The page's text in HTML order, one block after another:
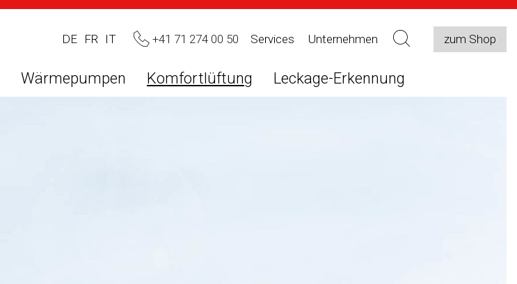
DE FR IT +41 71 274 00 50 Services Unternehmen zum Shop
Wärmepumpen Komfortlüftung Leckage-Erkennung